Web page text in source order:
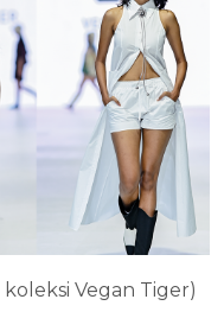
Vegan Tiger)